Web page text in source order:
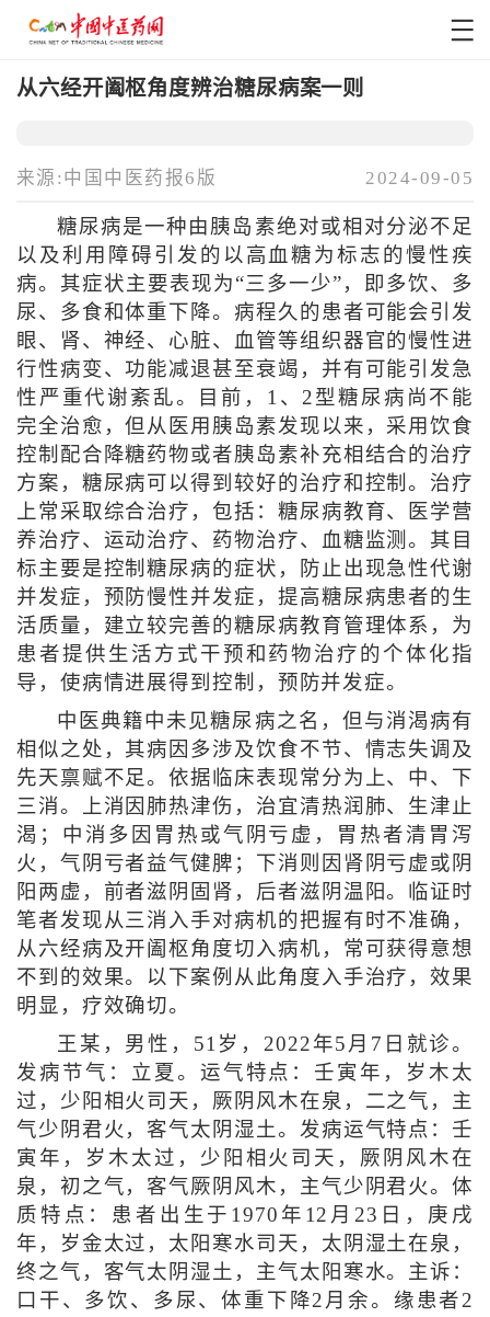
从六经开阖枢角度辨治糖尿病案一则
来源:中国中医药报6版 2024-09-05
糖尿病是一种由胰岛素绝对或相对分泌不足
以及利用障碍引发的以高血糖为标志的慢性疾
病。其症状主要表现为“三多一少”，即多饮、多
尿、多食和体重下降。病程久的患者可能会引发
眼、肾、神经、心脏、血管等组织器官的慢性进
行性病变、功能减退甚至衰竭，并有可能引发急
性严重代谢紊乱。目前，1、2型糖尿病尚不能
完全治愈，但从医用胰岛素发现以来，采用饮食
控制配合降糖药物或者胰岛素补充相结合的治疗
方案，糖尿病可以得到较好的治疗和控制。治疗
上常采取综合治疗，包括：糖尿病教育、医学营
养治疗、运动治疗、药物治疗、血糖监测。其目
标主要是控制糖尿病的症状，防止出现急性代谢
并发症，预防慢性并发症，提高糖尿病患者的生
活质量，建立较完善的糖尿病教育管理体系，为
患者提供生活方式干预和药物治疗的个体化指
导，使病情进展得到控制，预防并发症。
中医典籍中未见糖尿病之名，但与消渴病有
相似之处，其病因多涉及饮食不节、情志失调及
先天禀赋不足。依据临床表现常分为上、中、下
三消。上消因肺热津伤，治宜清热润肺、生津止
渴；中消多因胃热或气阴亏虚，胃热者清胃泻
火，气阴亏者益气健脾；下消则因肾阴亏虚或阴
阳两虚，前者滋阴固肾，后者滋阴温阳。临证时
笔者发现从三消入手对病机的把握有时不准确，
从六经病及开阖枢角度切入病机，常可获得意想
不到的效果。以下案例从此角度入手治疗，效果
明显，疗效确切。
王某，男性，51岁，2022年5月7日就诊。
发病节气：立夏。运气特点：壬寅年，岁木太
过，少阳相火司天，厥阴风木在泉，二之气，主
气少阴君火，客气太阴湿土。发病运气特点：壬
寅年，岁木太过，少阳相火司天，厥阴风木在
泉，初之气，客气厥阴风木，主气少阴君火。体
质特点：患者出生于1970年12月23日，庚戌
年，岁金太过，太阳寒水司天，太阴湿土在泉，
终之气，客气太阴湿土，主气太阳寒水。主诉：
口干、多饮、多尿、体重下降2月余。缘患者2